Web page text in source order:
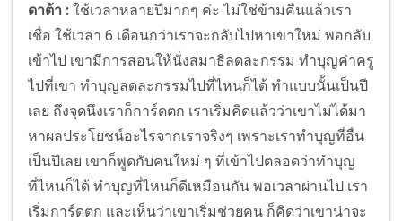
ดาต้า : ใช้เวลาหลายปีมากๆ ค่ะ ไม่ใช่ข้ามคืนแล้วเรา
เชื่อ ใช้เวลา 6 เดือนกว่าเราจะกลับไปหาเขาใหม่ พอกลับ
เข้าไป เขามีการสอนให้นั่งสมาธิลดละกรรม ทำบุญค่าครู
ไปที่เขา ทำบุญลดละกรรมไปที่ไหนก็ได้ ทำแบบนั้นเป็นปี
เลย ถึงจุดนึงเราก็การ์ดตก เราเริ่มคิดแล้วว่าเขาไม่ได้มา
หาผลประโยชน์อะไรจากเราจริงๆ เพราะเราทำบุญที่อื่น
เป็นปีเลย เขาก็พูดกับคนใหม่ ๆ ที่เข้าไปตลอดว่าทำบุญ
ที่ไหนก็ได้ ทำบุญที่ไหนก็ดีเหมือนกัน พอเวลาผ่านไป เรา
เริ่มการ์ดตก และเห็นว่าเขาเริ่มช่วยคน ก็คิดว่าเขาน่าจะ